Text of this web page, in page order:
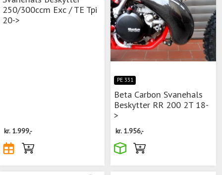
250/300ccm Exc / TE Tpi
20->
kr. 1.999,-
PE 331
Beta Carbon Svanehals
Beskytter RR 200 2T 18-
>
kr. 1.956,-